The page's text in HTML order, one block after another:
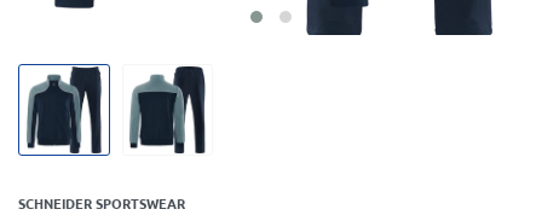
SCHNEIDER SPORTSWEAR